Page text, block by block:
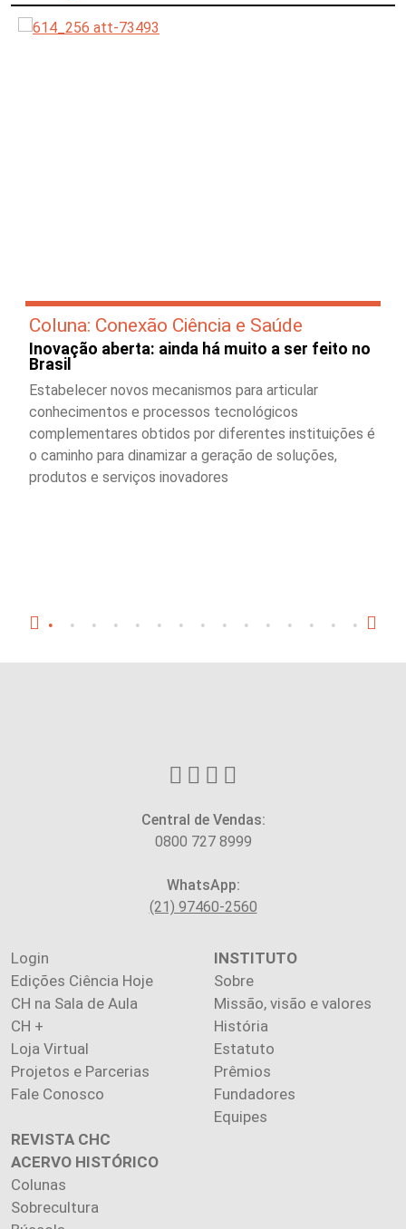
Coluna: Conexão Ciência e Saúde
Inovação aberta: ainda há muito a ser feito no
Brasil
Estabelecer novos mecanismos para articular
conhecimentos e processos tecnológicos
complementares obtidos por diferentes instituições é
o caminho para dinamizar a geração de soluções,
produtos e serviços inovadores
Central de Vendas:
0800 727 8999
WhatsApp:
(21) 97460-2560
Login
Edições Ciência Hoje
CH na Sala de Aula
CH +
Loja Virtual
Projetos e Parcerias
Fale Conosco
INSTITUTO
Sobre
Missão, visão e valores
História
Estatuto
Prêmios
Fundadores
Equipes
REVISTA CHC
ACERVO HISTÓRICO
Colunas
Sobrecultura